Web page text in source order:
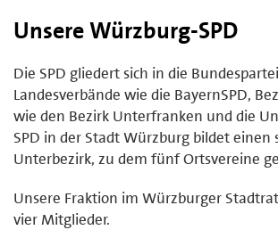
Unsere Würzburg-SPD
Die SPD gliedert sich in die
Landesverbände wie die BayernSPD,
wie den Bezirk Unterfranken und die
SPD in der Stadt Würzburg bildet einen
Unterbezirk, zu dem fünf Ortsvereine
Unsere Fraktion im Würzburger
vier Mitglieder.